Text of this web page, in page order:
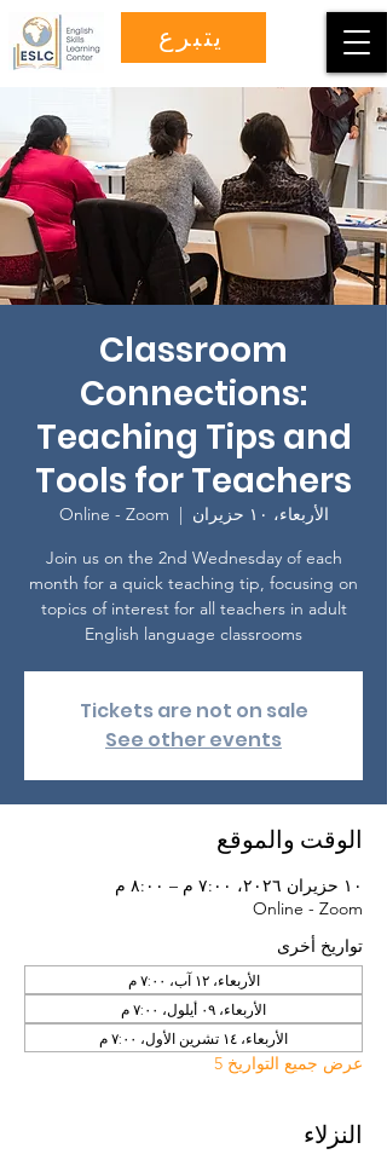
يتبرع
Classroom
Connections:
Teaching Tips and
Tools for Teachers
الأربعاء، ١٠ حزيران
  |
Online - Zoom
Join us on the 2nd Wednesday of each
month for a quick teaching tip, focusing on
topics of interest for all teachers in adult
English language classrooms
Tickets are not on sale
See other events
الوقت والموقع
١٠ حزيران ٢٠٢٦، ٧:٠٠ م – ٨:٠٠ م
Online - Zoom
تواريخ أخرى
الأربعاء، ١٢ آب، ٧:٠٠ م
الأربعاء، ٠٩ أيلول، ٧:٠٠ م
الأربعاء، ١٤ تشرين الأول، ٧:٠٠ م
عرض جميع التواريخ 5
النزلاء